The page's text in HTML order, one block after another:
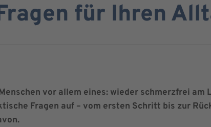
für Ihren
vor allem eines: wieder schmerzfrei am
Fragen auf – vom ersten Schritt bis zur